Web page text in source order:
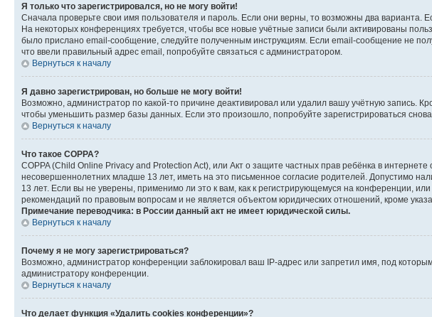
Я только что зарегистрировался, но не могу войти!
Сначала проверьте свои имя пользователя и пароль. Если они верны, то возможны два варианта.
На некоторых конференциях требуется, чтобы все новые учётные записи были активированы
было прислано email-сообщение, следуйте полученным инструкциям. Если email-сообщение не
что ввели правильный адрес email, попробуйте связаться с администратором.
Вернуться к началу
Я давно зарегистрирован, но больше не могу войти!
Возможно, администратор по какой-то причине деактивировал или удалил вашу учётную запись.
чтобы уменьшить размер базы данных. Если это произошло, попробуйте зарегистрироваться снова
Вернуться к началу
Что такое COPPA?
COPPA (Child Online Privacy and Protection Act), или Акт о защите частных прав ребёнка в
несовершеннолетних младше 13 лет, иметь на это письменное согласие родителей. Допустимо
13 лет. Если вы не уверены, применимо ли это к вам, как к регистрирующемуся на конференции,
рекомендаций по правовым вопросам и не является объектом юридических отношений, кроме
Примечание переводчика: в России данный акт не имеет юридической силы.
Вернуться к началу
Почему я не могу зарегистрироваться?
Возможно, администратор конференции заблокировал ваш IP-адрес или запретил имя, под
администратору конференции.
Вернуться к началу
Что делает функция «Удалить cookies конференции»?